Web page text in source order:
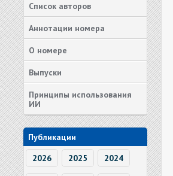
Список авторов
Аннотации номера
О номере
Выпуски
Принципы использования
ИИ
Публикации
2026
2025 2024